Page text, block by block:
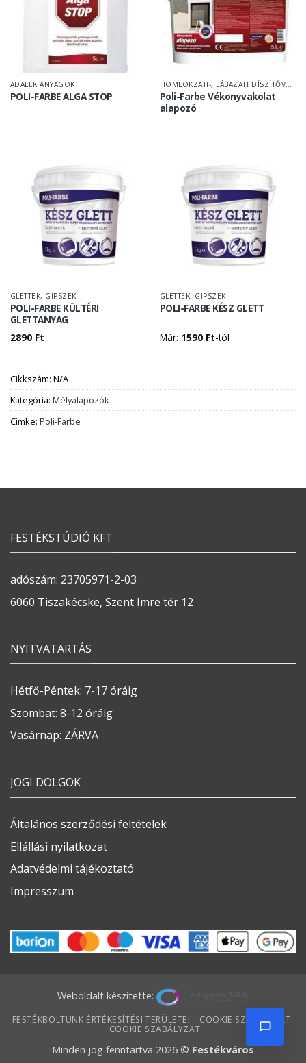
ADALÉK ANYAGOK
POLI-FARBE ALGA STOP
HOMLOKZATI-, LÁBAZATI DÍSZÍTŐVAKOLAT
Poli-Farbe Vékonyvakolat
alapozó
GLETTEK, GIPSZEK
POLI-FARBE KÜLTÉRI
GLETTANYAG
2890 Ft
GLETTEK, GIPSZEK
POLI-FARBE KÉSZ GLETT
Már: 1590 Ft-tól
Cikkszám: N/A
Kategória: Mélyalapozók
Címke: Poli-Farbe
FESTÉKSTÚDIÓ KFT
adószám: 23705971-2-03
6060 Tiszakécske, Szent Imre tér 12
NYITVATARTÁS
Hétfő-Péntek: 7-17 óráig
Szombat: 8-12 óráig
Vasárnap: ZÁRVA
JOGI DOLGOK
Általános szerződési feltételek
Ellállási nyilatkozat
Adatvédelmi tájékoztató
Impresszum
Weboldalt készítette:
FESTÉKBOLTUNK ÉRTÉKESÍTÉSI TERÜLETEI
COOKIE SZABÁLYZAT
COOKIE SZABÁLYZAT
Minden jog fenntartva 2026 © Festékváros